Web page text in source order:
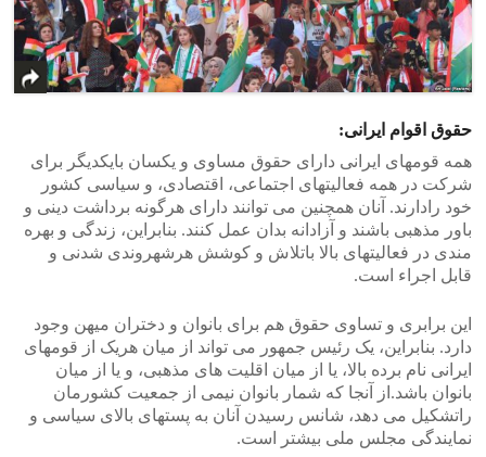
حقوق اقوام ایرانی:
همه قومهای ایرانی دارای حقوق مساوی و یکسان بایکدیگر برای
شرکت در همه فعالیتهای اجتماعی، اقتصادی، و سیاسی کشور
خود رادارند. آنان همچنین می توانند دارای هرگونه برداشت دینی و
باور مذهبی باشند و آزادانه بدان عمل کنند. بنابراین، زندگی و بهره
مندی در فعالیتهای بالا باتلاش و کوشش هرشهروندی شدنی و
قابل اجراء است.
این برابری و تساوی حقوق هم برای بانوان و دختران میهن وجود
دارد. بنابراین، یک رئیس جمهور می تواند از میان هریک از قومهای
ایرانی نام برده بالا، یا از میان اقلیت های مذهبی، و یا از میان
بانوان باشد.از آنجا که شمار بانوان نیمی از جمعیت کشورمان
راتشکیل می دهد، شانس رسیدن آنان به پستهای بالای سیاسی و
نمایندگی مجلس ملی بیشتر است.